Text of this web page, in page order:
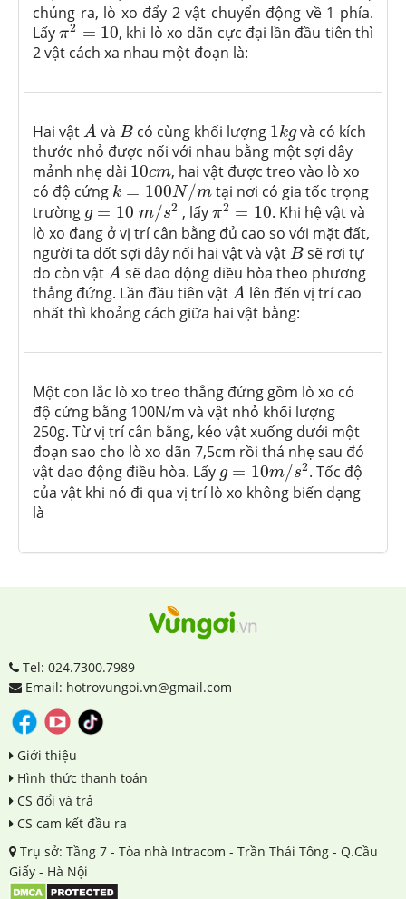
chúng ra, lò xo đẩy 2 vật chuyển động về 1 phía.
Lấyπ2 = 10
π2 =10 , khi lò xo dãn cực đại lần đầu tiên thì
2 vật cách xa nhau một đoạn là:
Hai vật A
A và B
B có cùng khối lượng 1kg
1 kgvà có kích
thước nhỏ được nối với nhau bằng một sợi dây
mảnh nhẹ dài 10cm
10cm, hai vật được treo vào lò xo
có độ cứng k = 100N/m
k= 100N/m
tại nơi có gia tốc trọng
trường g = 10 m/s2
g=10 m /s2 , lấy π2 = 10
π2 =10
. Khi hệ vật và
lò xo đang ở vị trí cân bằng đủ cao so với mặt đất,
người ta đốt sợi dây nối hai vật và vật B
B sẽ rơi tự
do còn vật A
A sẽ dao động điều hòa theo phương
thẳng đứng. Lần đầu tiên vật A
A lên đến vị trí cao
nhất thì khoảng cách giữa hai vật bằng:
Một con lắc lò xo treo thẳng đứng gồm lò xo có
độ cứng bằng 100N/m và vật nhỏ khối lượng
250g. Từ vị trí cân bằng, kéo vật xuống dưới một
đoạn sao cho lò xo dãn 7,5cm rồi thả nhẹ sau đó
vật dao động điều hòa. Lấy g = 10m/s2
g= 10m/s 2 . Tốc độ
của vật khi nó đi qua vị trí lò xo không biến dạng
là
Tel: 024.7300.7989
Email: hotrovungoi.vn@gmail.com
Giới thiệu
Hình thức thanh toán
CS đổi và trả
CS cam kết đầu ra
Trụ sở: Tầng 7 - Tòa nhà Intracom - Trần Thái Tông - Q.Cầu
Giấy - Hà Nội